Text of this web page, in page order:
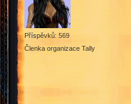
Příspěvků: 569
Členka organizace Tally